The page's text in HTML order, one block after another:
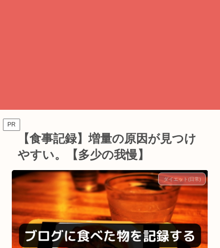
PR
【食事記録】増量の原因が見つけ
やすい。【多少の我慢】
ダイエット(日常)